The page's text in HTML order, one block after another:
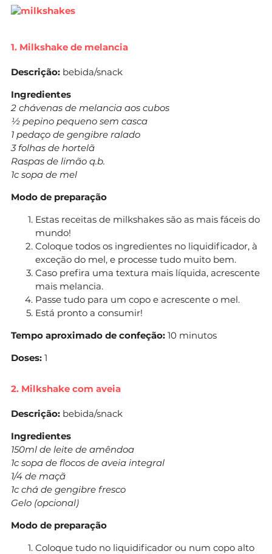
1. Milkshake de melancia
Descrição: bebida/snack
Ingredientes
2 chávenas de melancia aos cubos
½ pepino pequeno sem casca
1 pedaço de gengibre ralado
3 folhas de hortelã
Raspas de limão q.b.
1c sopa de mel
Modo de preparação
Estas receitas de milkshakes são as mais fáceis do
mundo!
Coloque todos os ingredientes no liquidificador, à
exceção do mel, e processe tudo muito bem.
Caso prefira uma textura mais líquida, acrescente
mais melancia.
Passe tudo para um copo e acrescente o mel.
Está pronto a consumir!
Tempo aproximado de confeção: 10 minutos
Doses: 1
2. Milkshake com aveia
Descrição: bebida/snack
Ingredientes
150ml de leite de amêndoa
1c sopa de flocos de aveia integral
1/4 de maçã
1c chá de gengibre fresco
Gelo (opcional)
Modo de preparação
Coloque tudo no liquidificador ou num copo alto